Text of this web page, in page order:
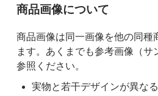
ご購入前の注意事項
商品画像について
商品画像は同一画像を他の同種
ます。あくまでも参考画像（サ
参照ください。
実物と若干デザインが異な